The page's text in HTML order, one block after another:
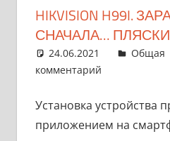
HIKVISION H99I.
СНАЧАЛА…
24.06.2021 pike777
Общая
комментарий
Установка устройства
приложением на